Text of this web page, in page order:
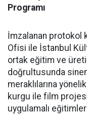
Programı
İmzalanan protokol
Ofisi ile İstanbul
ortak eğitim ve
doğrultusunda
meraklılarına
kurgu ile film
uygulamalı